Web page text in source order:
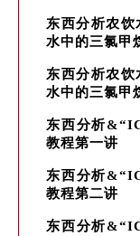
东西分析农饮
水中的三氯甲
东西分析农饮
水中的三氯甲
东西分析
教程第一讲
东西分析
教程第二讲
东西分析